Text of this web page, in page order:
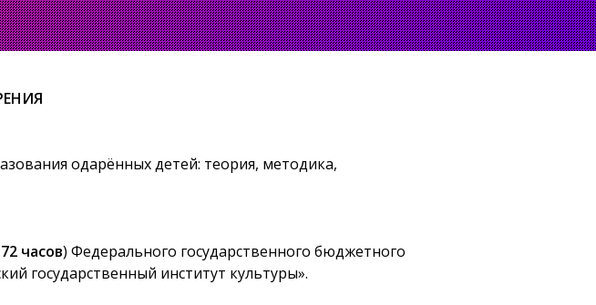
одарённых детей: теория, методика,
часов) Федерального государственного бюджетного
государственный институт культуры».